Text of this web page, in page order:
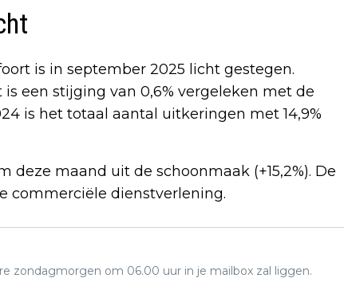
is in september 2025 licht gestegen.
een stijging van 0,6% vergeleken met de
is het totaal aantal uitkeringen met 14,9%
maand uit de schoonmaak (+15,2%). De
commerciële dienstverlening.
zondagmorgen om 06.00 uur in je mailbox zal liggen.